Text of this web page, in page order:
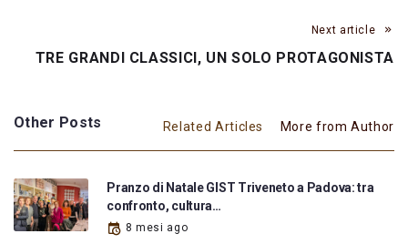
Next article
TRE GRANDI CLASSICI, UN SOLO PROTAGONISTA
Other Posts Related Articles More from Author
Pranzo di Natale GIST Triveneto a Padova: tra
confronto, cultura…
8 mesi ago